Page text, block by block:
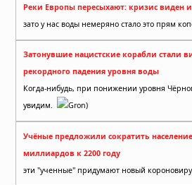
Реки Европы пересыхают: кризис виден
зато у нас воды немеряно стало это прям
Затонувшие нацистские корабли стали
рекордного падения уровня воды
Когда-нибудь, при понижении уровня
увидим.
Gron)
Учёные предложили сократить
миллиардов к 2200 году
эти "ученные" придумают новый